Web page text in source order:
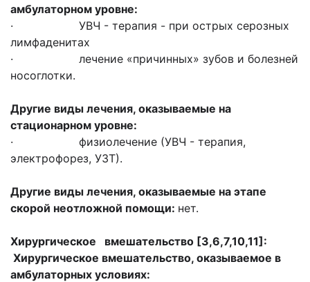
амбулаторном уровне:
· УВЧ - терапия - при острых серозных
лимфаденитах
· лечение «причинных» зубов и болезней
носоглотки.
Другие виды лечения, оказываемые на
стационарном уровне:
· физиолечение (УВЧ - терапия,
электрофорез, УЗТ).
Другие виды лечения, оказываемые на этапе
скорой неотложной помощи: нет.
Хирургическое вмешательство [3,6,7,10,11]:
Хирургическое вмешательство, оказываемое в
амбулаторных условиях: